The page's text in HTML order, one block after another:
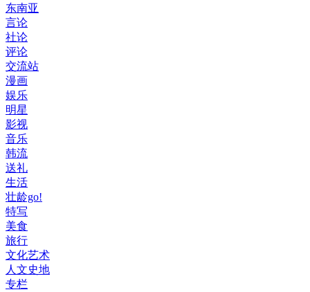
东南亚
言论
社论
评论
交流站
漫画
娱乐
明星
影视
音乐
韩流
送礼
生活
壮龄go!
特写
美食
旅行
文化艺术
人文史地
专栏